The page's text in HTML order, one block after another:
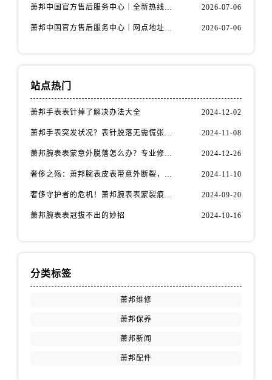
天津市和平区赤峰道136号天津国际金融中心26层2603室萧邦售后服务中心（需提前预约）
安徽省亳州市谯城区魏武大道萧邦售后服务中心（需提前预约）
安徽省芜湖市镜湖区中山路步行街萧邦售后服务中心（需提前预约）
萧邦中国官方售后服务中心｜全新热线和维修门店详细地址权威信息声明（2026年7月最新） 2026-07-06
萧邦中国官方售后服务中心｜网点地址与售后服务电话权威信息声明（2026年7月最新） 2026-07-06
站点热门
萧邦手表表针掉了解决办法大全 2024-12-02
萧邦手表突发状况？表针脱落无需慌张，速效解决方案在这里 2024-11-08
萧邦腕表表蒙意外脱落怎么办？专业修复指南助您爱表重生 2024-12-26
奢侈之殇：萧邦腕表皮表带意外断裂，如何优雅应对 2024-11-10
奢侈守护者的危机！萧邦腕表表蒙裂痕，如何优雅应对 2024-09-20
萧邦腕表表冠拔不出的妙招 2024-10-16
分类标签
萧邦维修
萧邦保养
萧邦新闻
萧邦配件